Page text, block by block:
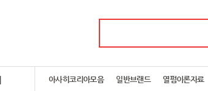
아사히코리아모음 일반브랜드 열펌이론자료